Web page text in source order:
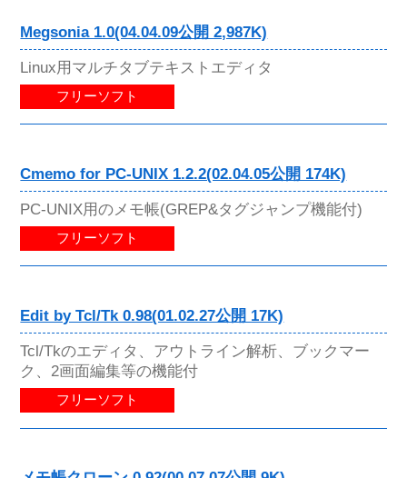
Megsonia 1.0(04.04.09公開 2,987K)
Linux用マルチタブテキストエディタ
フリーソフト
Cmemo for PC-UNIX 1.2.2(02.04.05公開 174K)
PC-UNIX用のメモ帳(GREP&タグジャンプ機能付)
フリーソフト
Edit by Tcl/Tk 0.98(01.02.27公開 17K)
Tcl/Tkのエディタ、アウトライン解析、ブックマー
ク、2画面編集等の機能付
フリーソフト